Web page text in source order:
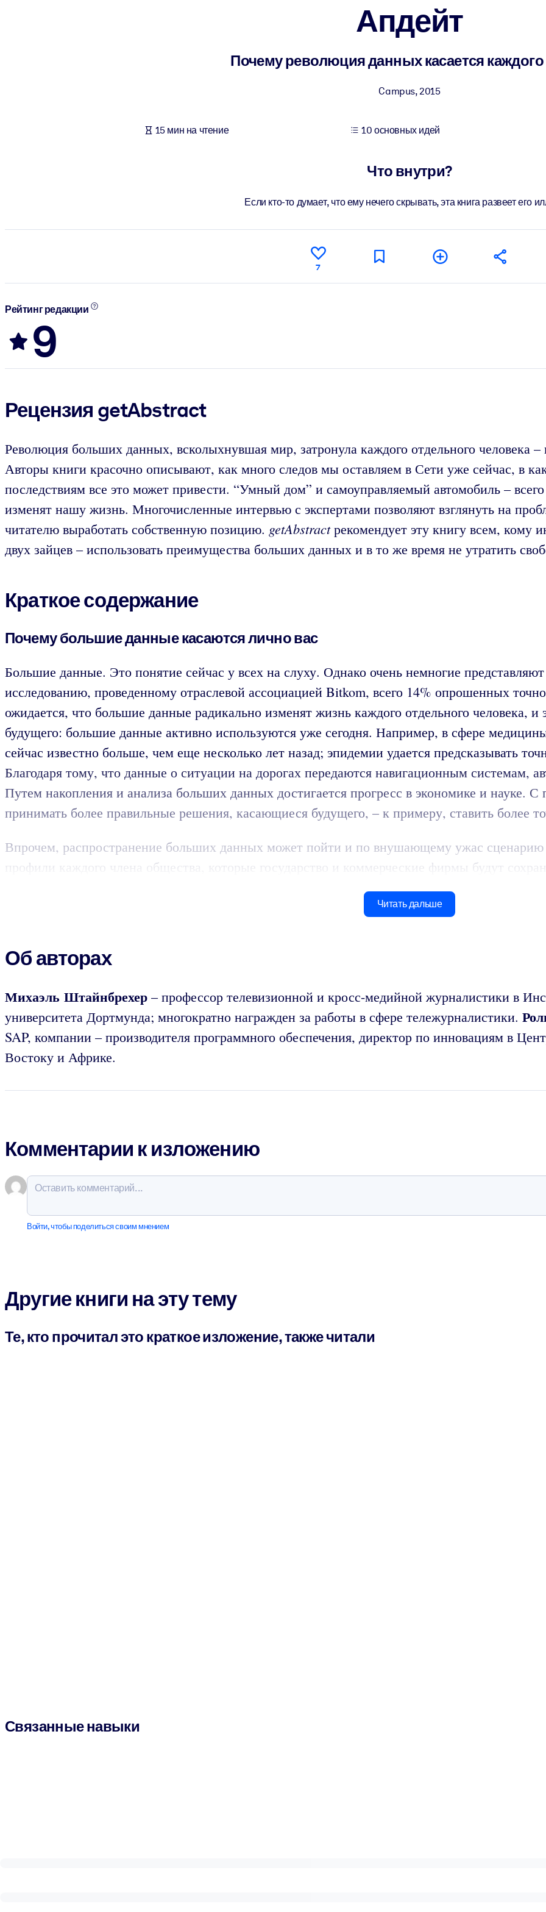
Обогатите корпоративную библиотеку надежными и готовыми к использованию бизнес-знаниями.
Используйте надежные структурированные знания для улучшения результатов ваших ИИ-систем.
Апдейт
Почему революция данных касается каждого
Campus,2015
15 мин на чтение 10 основных идей
Что внутри?
Если кто-то думает, что ему нечего скрывать, эта книга развеет его
7
Рейтинг редакции
9
Рецензия getAbstract
Революция больших данных, всколыхнувшая мир, затронула каждого отдельного человека –
Авторы книги красочно описывают, как много следов мы оставляем в Сети уже сейчас, в
последствиям все это может привести. “Умный дом” и самоуправляемый автомобиль –
изменят нашу жизнь. Многочисленные интервью с экспертами позволяют взглянуть на
читателю выработать собственную позицию. getAbstractрекомендует эту книгу всем, кому
двух зайцев – использовать преимущества больших данных и в то же время не утратить
Краткое содержание
Почему большие данные касаются лично вас
Большие данные. Это понятие сейчас у всех на слуху. Однако очень немногие
исследованию, проведенному отраслевой ассоциацией Bitkom, всего 14% опрошенных
ожидается, что большие данные радикально изменят жизнь каждого отдельного человека, и
будущего: большие данные активно используются уже сегодня. Например, в сфере
сейчас известно больше, чем еще несколько лет назад; эпидемии удается предсказывать
Благодаря тому, что данные о ситуации на дорогах передаются навигационным системам,
Путем накопления и анализа больших данных достигается прогресс в экономике и
принимать более правильные решения, касающиеся будущего, – к примеру, ставить более
Впрочем, распространение больших данных может пойти и по внушающему ужас сценарию
профили каждого члена общества, которые государство и коммерческие фирмы будут
Читать дальше
Об авторах
Михаэль Штайнбрехер – профессор телевизионной и кросс-медийной журналистики в
университета Дортмунда; многократно награжден за работы в сфере тележурналистики.
SAP, компании – производителя программного обеспечения, директор по инновациям в
Востоку и Африке.
Комментарии к изложению
Войти, чтобы поделиться своим мнением
Другие книги на эту тему
Те, кто прочитал это краткое изложение, также читали
Связанные навыки